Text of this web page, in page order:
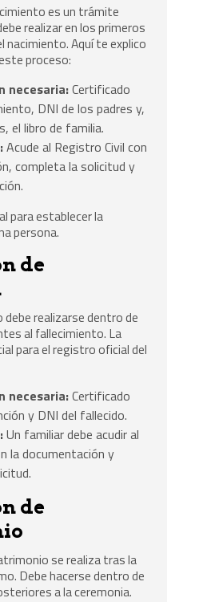
es un trámite
realizar en los primeros
nacimiento. Aquí te explico
proceso:
necesaria:Certificado
DNI de los padres y,
el libro de familia.
Acude al Registro Civil con
completa la solicitud y
para establecer la
persona.
de
realizarse dentro de
al fallecimiento. La
para el registro oficial del
necesaria:Certificado
y DNI del fallecido.
Un familiar debe acudir al
la documentación y
de
se realiza tras la
Debe hacerse dentro de
a la ceremonia.